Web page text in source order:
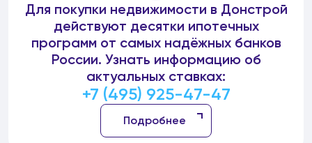
Для покупки недвижимости в Донстрой
действуют десятки ипотечных
программ от самых надёжных банков
России. Узнать информацию об
актуальных ставках:
+7 (495) 925-47-47
Подробнее